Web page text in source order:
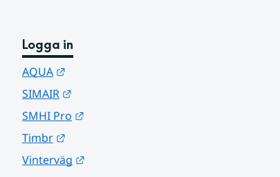
Logga in
AQUA
SIMAIR
SMHI Pro
Timbr
Vinterväg